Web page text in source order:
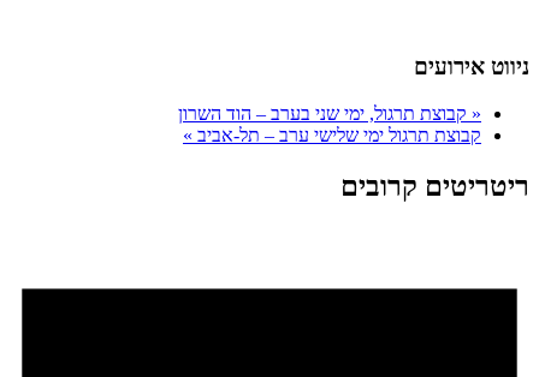
ניווט אירועים
« קבוצת תרגול, ימי שני בערב – הוד השרון
קבוצת תרגול ימי שלישי ערב – תל-אביב »
ריטריטים קרובים